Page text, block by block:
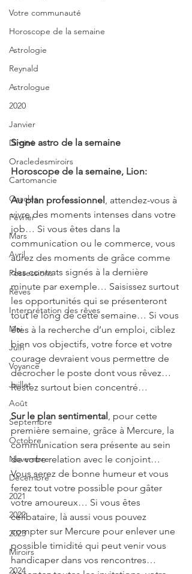
Votre communauté
Horoscope de la semaine
Astrologie
Reynald
Astrologue
2020
Janvier
Dimitri
Oracledesmiroirs
Cartomancie
Oracles
Février
Mars
Avril
Possessions
Rêves
Interprétation des rêves
Mai
Juin
Voyance
Juillet
Août
Septembre
Octobre
Novembre
Décembre
2021
2022
2023
Miroirs
2024
Signe astro de la semaine
Horoscope de la semaine, Lion:
Au plan professionnel , attendez-vous à
vivre des moments intenses dans votre
job… Si vous êtes dans la
communication ou le commerce, vous
aurez des moments de grâce comme
des contrats signés à la dernière
minute par exemple… Saisissez surtout
les opportunités qui se présenteront
tout le long de cette semaine… Si vous
êtes à la recherche d’un emploi, ciblez
bien vos objectifs, votre force et votre
courage devraient vous permettre de
décrocher le poste dont vous rêvez…
Restez surtout bien concentré…
Sur le plan sentimental , pour cette
première semaine, grâce à Mercure, la
communication sera présente au sein
de votre relation avec le conjoint…
Vous serez de bonne humeur et vous
ferez tout votre possible pour gâter
votre amoureux… Si vous êtes
célibataire, là aussi vous pouvez
compter sur Mercure pour enlever une
possible timidité qui peut venir vous
handicaper dans vos rencontres…